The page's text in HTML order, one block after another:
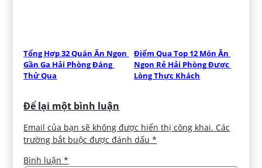
Tổng Hợp 32 Quán Ăn Ngon
Gần Ga Hải Phòng Đáng
Thử Qua
Điểm Qua Top 12 Món Ăn
Ngon Rẻ Hải Phòng Được
Lòng Thực Khách
Để lại một bình luận
Email của bạn sẽ không được hiển thị công khai. Các
trường bắt buộc được đánh dấu*
Bình luận*